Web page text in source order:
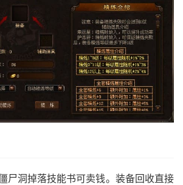
尸洞掉落技能书可卖钱。装备回收直接